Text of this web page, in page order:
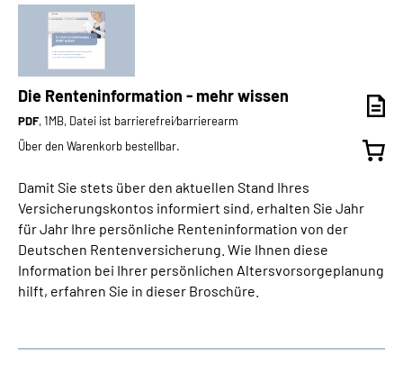
Die Renteninformation - mehr wissen
PDF, 1MB, Datei ist barrierefrei⁄barrierearm
Über den Warenkorb bestellbar.
Damit Sie stets über den aktuellen Stand Ihres
Versicherungskontos informiert sind, erhalten Sie Jahr
für Jahr Ihre persönliche Renteninformation von der
Deutschen Rentenversicherung. Wie Ihnen diese
Information bei Ihrer persönlichen Altersvorsorgeplanung
hilft, erfahren Sie in dieser Broschüre.